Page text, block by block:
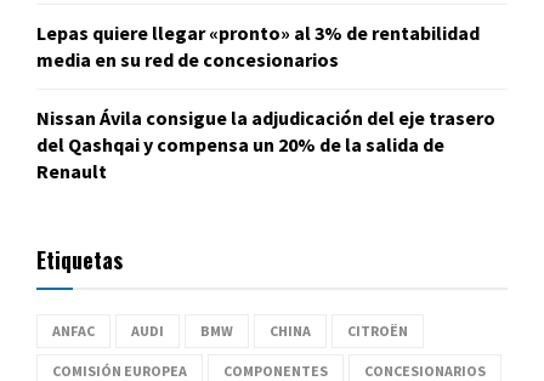
Lepas quiere llegar «pronto» al 3% de rentabilidad
media en su red de concesionarios
Nissan Ávila consigue la adjudicación del eje trasero
del Qashqai y compensa un 20% de la salida de
Renault
Etiquetas
ANFAC AUDI BMW CHINA CITROËN
COMISIÓN EUROPEA COMPONENTES CONCESIONARIOS